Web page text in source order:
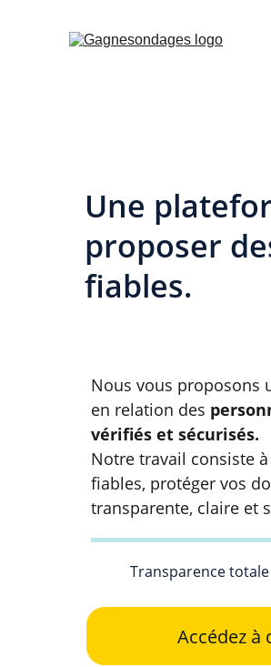
Une
proposer
fiables.
Accédez à
Nous vous proposons
en relation des
vérifiés et sécurisés.
Notre travail consiste
fiables, protéger vos
transparente, claire et
Transparence totale